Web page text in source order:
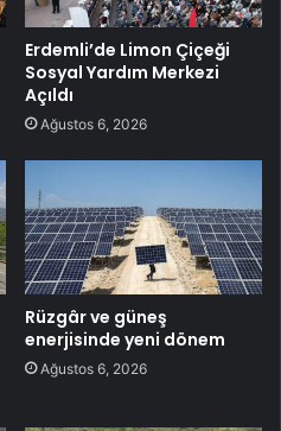
Erdemli’de Limon Çiçeği
Sosyal Yardım Merkezi
Açıldı
Ağustos 6, 2026
Rüzgâr ve güneş
enerjisinde yeni dönem
Ağustos 6, 2026